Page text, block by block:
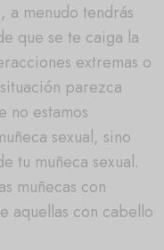
a menudo tendrás
que se te caiga la
extremas o
parezca
no estamos
sexual, sino
tu muñeca sexual.
muñecas con
aquellas con cabello